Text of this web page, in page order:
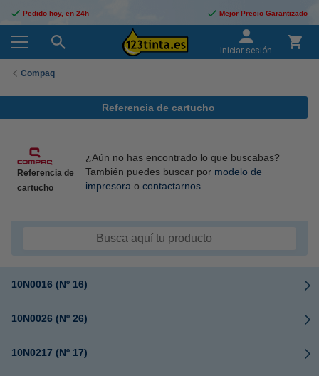
Pedido hoy, en 24h Mejor Precio Garantizado
Iniciar sesión
Compaq
Referencia de cartucho
Referencia de
cartucho
¿Aún no has encontrado lo que buscabas?
También puedes buscar por modelo de
impresora o contactarnos
10N0016 (Nº 16)
10N0026 (Nº 26)
10N0217 (Nº 17)